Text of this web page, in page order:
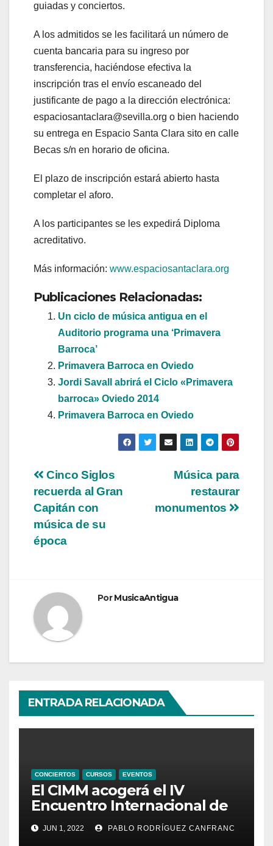
guiadas y conciertos.
A los admitidos se les facilitará un número de
cuenta bancaria para su ingreso por
transferencia, haciéndose efectiva la
inscripción tras el envío escaneado del
justificante de pago a la dirección electrónica:
espaciosantaclara@sevilla.org o bien haciendo
su entrega en Espacio Santa Clara sito en calle
Becas s/n en horario de oficina.
El plazo de inscripción estará abierto hasta
completar el aforo.
A los participantes se les expedirá Diploma
acreditativo.
Más información: www.espaciosantaclara.org
Publicaciones Relacionadas:
Un ciclo de música antigua en el
Auditorio programa una ‘Primavera
Barroca’
Primavera Barroca en Oviedo
Jordi Savall abrirá el Ciclo «Primavera
barroca» Oviedo 2014
Primavera Barroca en Oviedo
Navegación
de
entradas
Música para
restaurar
monumentos
Cinco Siglos
recuerda al Gran
Capitán con
música de su
época
PorMusicaAntigua
ENTRADA RELACIONADA
CONCIERTOS CURSOS EVENTOS
El CIMM acogerá el IV
Encuentro Internacional de
Ministriles
JUN 1, 2022 PABLO RODRÍGUEZ CANFRANC